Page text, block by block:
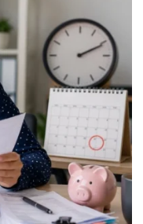
7050mAh
फीचर्स
के
साथ
आज
लॉन्च
होगा